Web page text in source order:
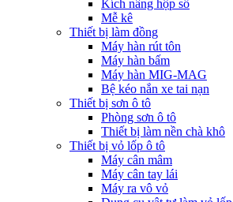
Kích nâng hộp số
Mễ kê
Thiết bị làm đồng
Máy hàn rút tôn
Máy hàn bấm
Máy hàn MIG-MAG
Bệ kéo nắn xe tai nạn
Thiết bị sơn ô tô
Phòng sơn ô tô
Thiết bị làm nền chà khô
Thiết bị vỏ lốp ô tô
Máy cân mâm
Máy cân tay lái
Máy ra vô vỏ